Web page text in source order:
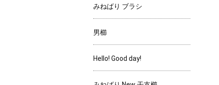
みねばり ブラシ
男櫛
Hello! Good day!